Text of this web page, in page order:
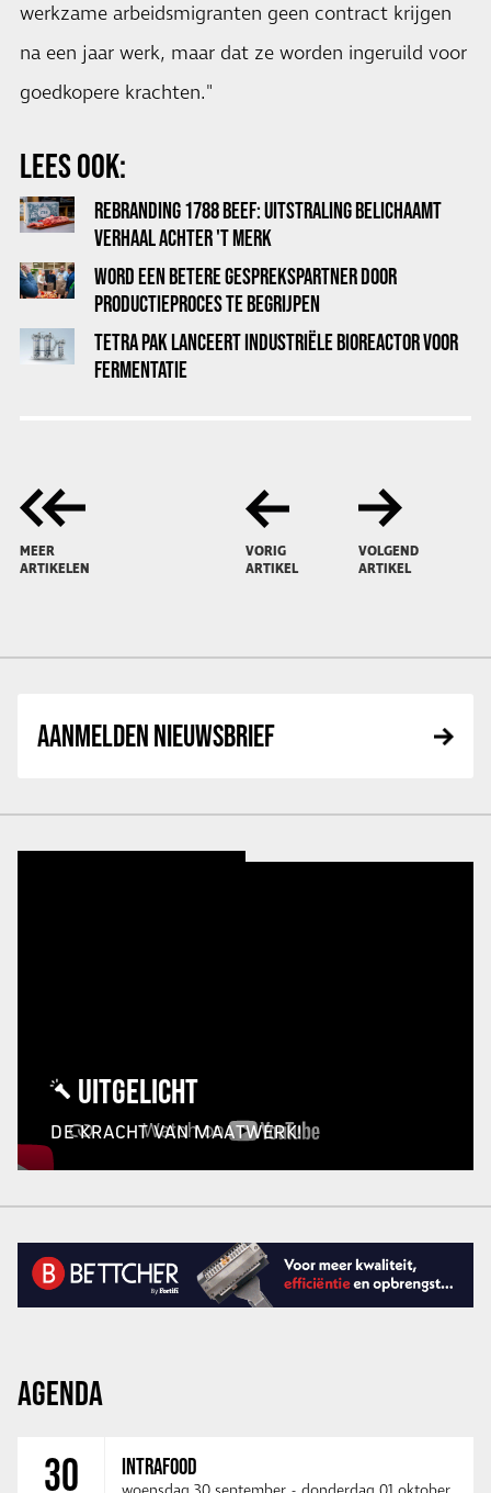
werkzame arbeidsmigranten geen contract krijgen
na een jaar werk, maar dat ze worden ingeruild voor
goedkopere krachten."
LEES OOK:
REBRANDING 1788 BEEF: UITSTRALING BELICHAAMT
VERHAAL ACHTER 'T MERK
WORD EEN BETERE GESPREKSPARTNER DOOR
PRODUCTIEPROCES TE BEGRIJPEN
TETRA PAK LANCEERT INDUSTRIËLE BIOREACTOR VOOR
FERMENTATIE
MEER
ARTIKELEN
VORIG
ARTIKEL
VOLGEND
ARTIKEL
AANMELDEN NIEUWSBRIEF
UITGELICHT
DE KRACHT VAN MAATWERK!
AGENDA
30 INTRAFOOD